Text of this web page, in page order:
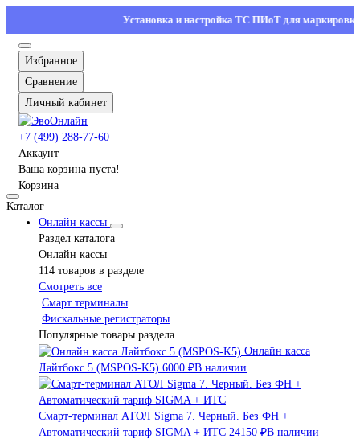
Установка и настройка ТС ПИоТ для маркировки —
Избранное
Сравнение
Личный кабинет
+7 (499) 288-77-60
Аккаунт
Ваша корзина пуста!
Корзина
Каталог
Онлайн кассы
Раздел каталога
Онлайн кассы
114 товаров в разделе
Смотреть все
Смарт терминалы
Фискальные регистраторы
Популярные товары раздела
Онлайн касса
Лайтбокс 5 (MSPOS-K5) 6000 ₽В наличии
Смарт-терминал АТОЛ Sigma 7. Черный. Без ФН +
Автоматический тариф SIGMA + ИТС 24150 ₽В наличии